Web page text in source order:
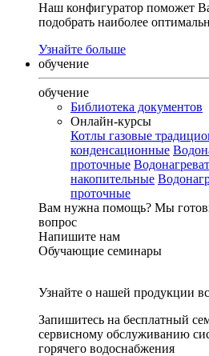
Наш конфигуратор поможет
подобрать наиболее
Узнайте больше
обучение
обучение
Библиотека документов
Онлайн-курсы
Котлы газовые
конденсационные
проточные
накопительные
проточные
Вам нужна помощь? Мы
вопрос
Напишите нам
Обучающие семинары
Узнайте о нашей продукции
Запишитесь на бесплатный
сервисному обслуживанию
горячего водоснабжения